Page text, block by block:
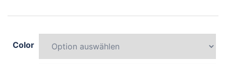
Color